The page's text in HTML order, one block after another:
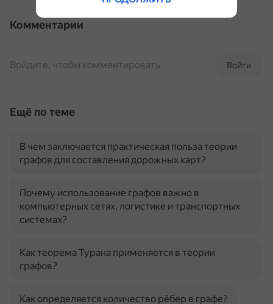
Комментарии
Войти
Войдите, чтобы комментировать
Ещё по теме
В чем заключается практическая польза теории
графов для составления дорожных карт?
Почему использование графов важно в
компьютерных сетях, логистике и транспортных
системах?
Как теорема Турана применяется в теории
графов?
Как определяется количество рёбер в графе?